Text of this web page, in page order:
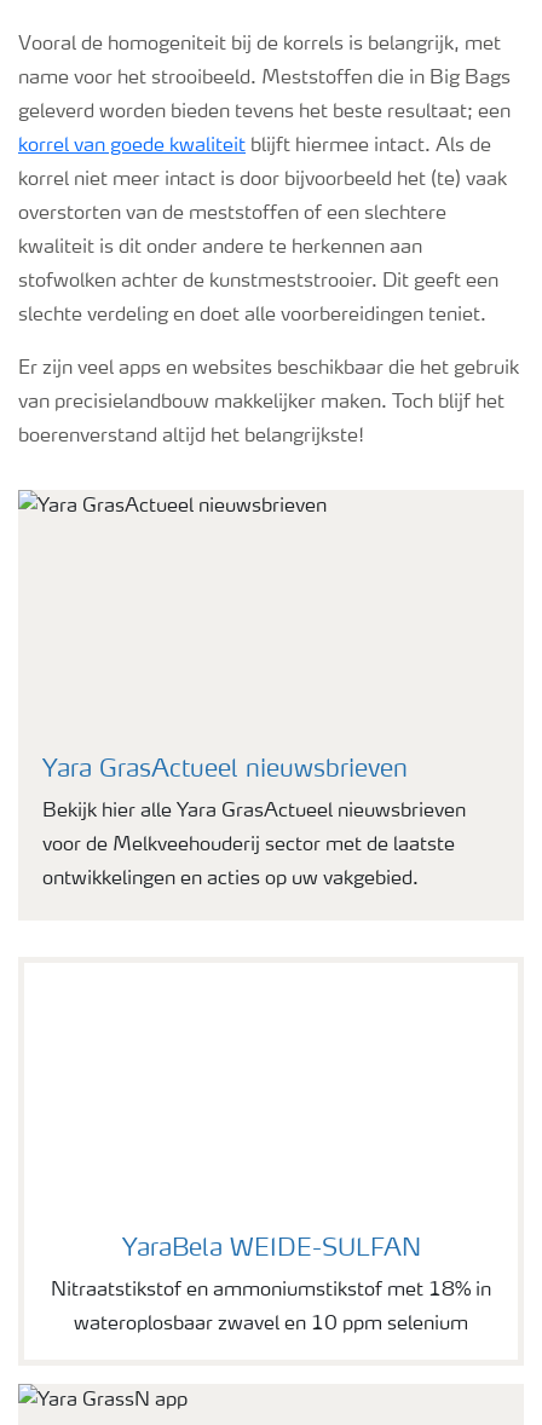
Vooral de homogeniteit bij de korrels is belangrijk, met
name voor het strooibeeld. Meststoffen die in Big Bags
geleverd worden bieden tevens het beste resultaat; een
korrel van goede kwaliteit blijft hiermee intact. Als de
korrel niet meer intact is door bijvoorbeeld het (te) vaak
overstorten van de meststoffen of een slechtere
kwaliteit is dit onder andere te herkennen aan
stofwolken achter de kunstmeststrooier. Dit geeft een
slechte verdeling en doet alle voorbereidingen teniet.
Er zijn veel apps en websites beschikbaar die het gebruik
van precisielandbouw makkelijker maken. Toch blijf het
boerenverstand altijd het belangrijkste!
Yara GrasActueel nieuwsbrieven
Bekijk hier alle Yara GrasActueel nieuwsbrieven
voor de Melkveehouderij sector met de laatste
ontwikkelingen en acties op uw vakgebied.
YaraBela WEIDE-SULFAN
Nitraatstikstof en ammoniumstikstof met 18% in
wateroplosbaar zwavel en 10 ppm selenium